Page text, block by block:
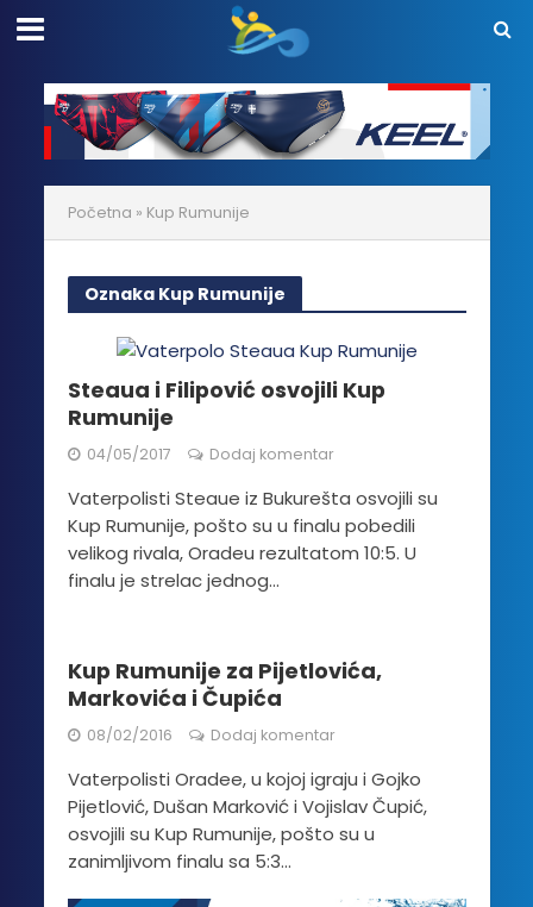
Početna » Kup Rumunije
Oznaka Kup Rumunije
Steaua i Filipović osvojili Kup
Rumunije
04/05/2017 Dodaj komentar
Vaterpolisti Steaue iz Bukurešta osvojili su
Kup Rumunije, pošto su u finalu pobedili
velikog rivala, Oradeu rezultatom 10:5. U
finalu je strelac jednog...
Kup Rumunije za Pijetlovića,
Markovića i Čupića
08/02/2016 Dodaj komentar
Vaterpolisti Oradee, u kojoj igraju i Gojko
Pijetlović, Dušan Marković i Vojislav Čupić,
osvojili su Kup Rumunije, pošto su u
zanimljivom finalu sa 5:3...